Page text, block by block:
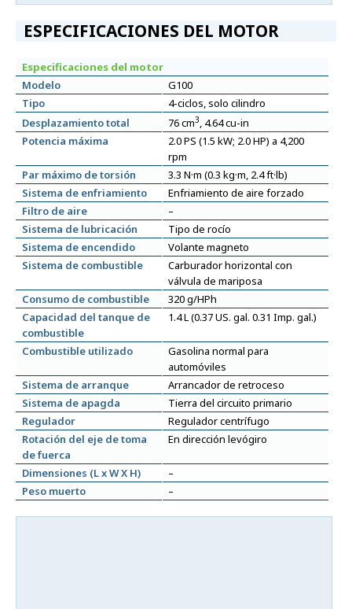
ESPECIFICACIONES DEL MOTOR
Especificaciones del motor
Modelo
G100
Tipo
4-ciclos, solo cilindro
Desplazamiento total
76 cm3, 4.64 cu-in
Potencia máxima
2.0 PS (1.5 kW; 2.0 HP) a 4,200
rpm
Par máximo de torsión
3.3 N·m (0.3 kg·m, 2.4 ft·lb)
Sistema de enfriamiento
Enfriamiento de aire forzado
Filtro de aire
–
Sistema de lubricación
Tipo de rocío
Sistema de encendido
Volante magneto
Sistema de combustible
Carburador horizontal con
válvula de mariposa
Consumo de combustible
320 g/HPh
Capacidad del tanque de
combustible
1.4 L (0.37 US. gal. 0.31 Imp. gal.)
Combustible utilizado
Gasolina normal para
automóviles
Sistema de arranque
Arrancador de retroceso
Sistema de apagda
Tierra del circuito primario
Regulador
Regulador centrífugo
Rotación del eje de toma
de fuerca
En dirección levógiro
Dimensiones (L x W X H)
–
Peso muerto
–